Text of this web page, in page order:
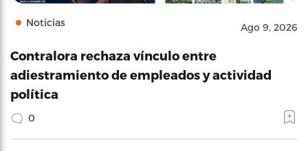
Noticias Ago 9, 2026
Contralora rechaza vínculo entre
adiestramiento de empleados y actividad
política
0